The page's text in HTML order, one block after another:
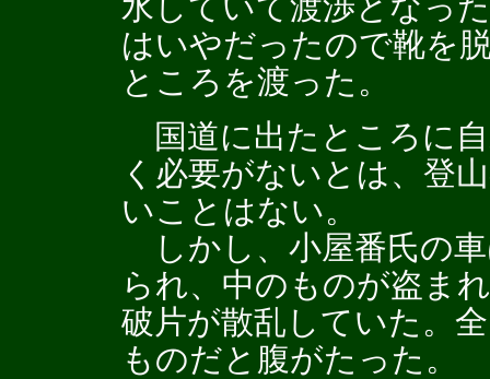
水していて渡渉となっ
はいやだったので靴を
ところを渡った。
国道に出たところに
く必要がないとは、登
いことはない。
しかし、小屋番氏の
られ、中のものが盗ま
破片が散乱していた。
ものだと腹がたった。